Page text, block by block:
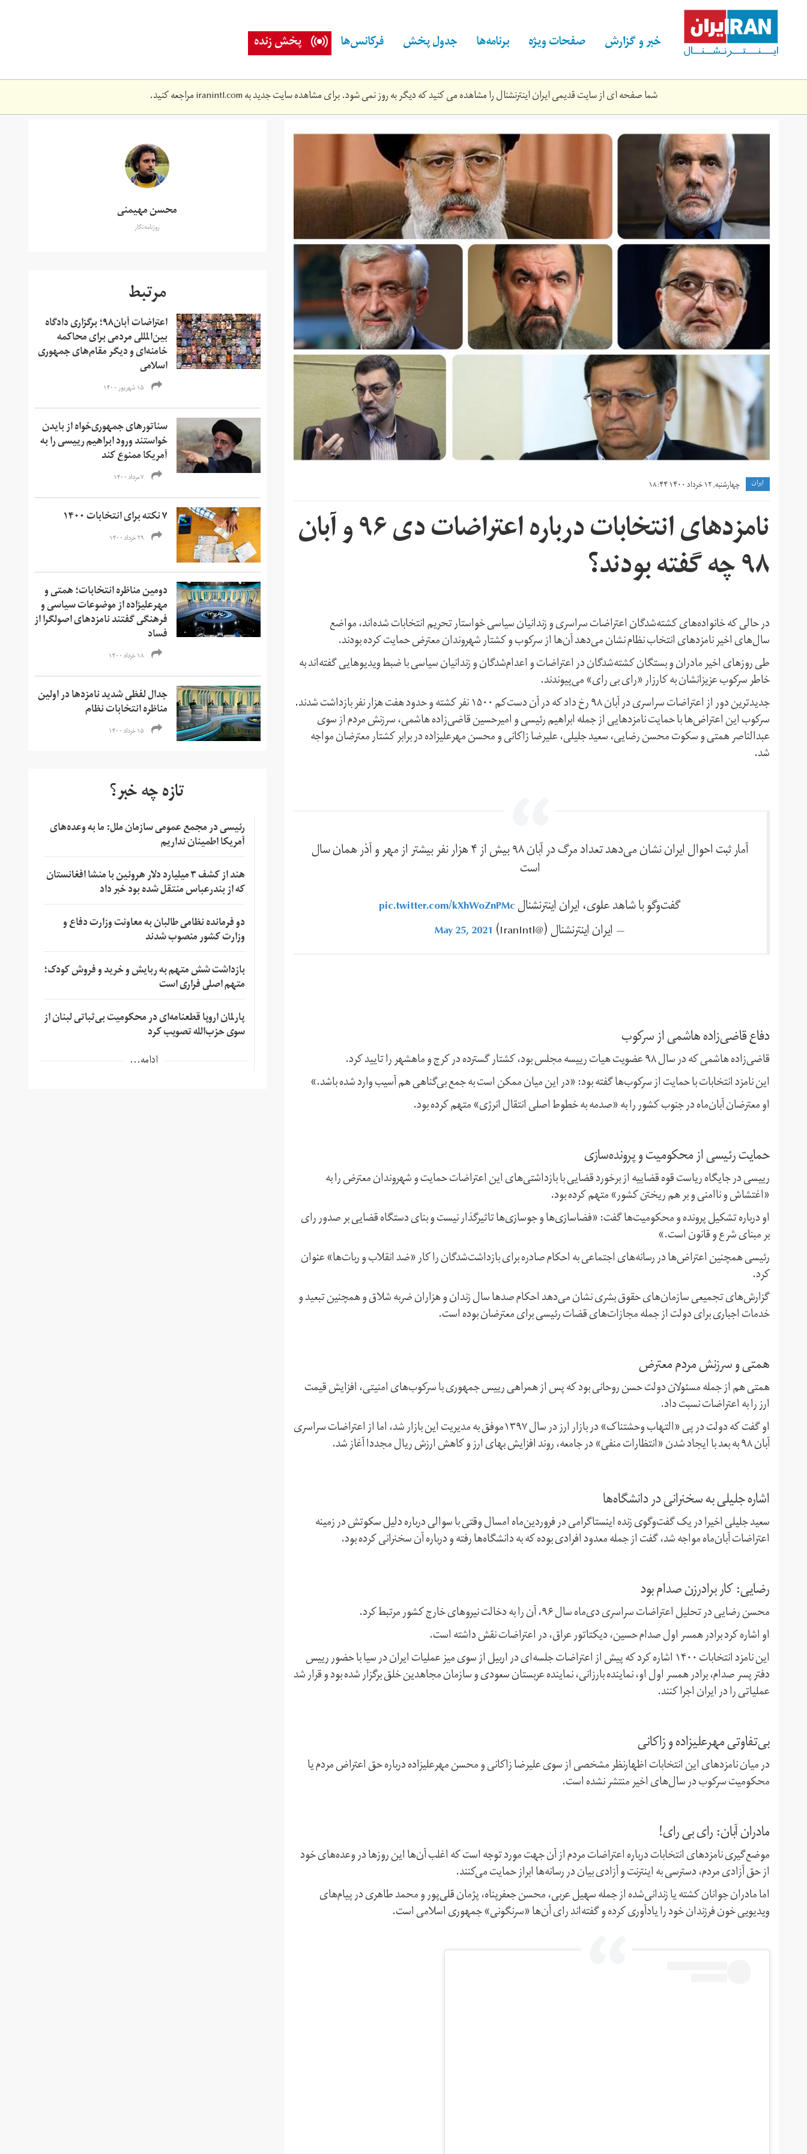
content خبر و گزارش صفحات ویژه برنامه‌ها جدول پخش فرکانس‌ها پخش زنده
شما صفحه ای از سایت قدیمی ایران اینترنشنال را مشاهده می کنید که دیگر به روز نمی شود. برای مشاهده سایت جدید بهiranintl.comمراجعه کنید.
microsoftteams-
image.png
ايران چهارشنبه, ۱۲ خرداد ۱۴۰۰ ۱۸:۴۴
نامزدهای انتخابات درباره اعتراضات دی ۹۶ و آبان
۹۸ چه گفته بودند؟
در حالی که خانواده‌های کشته‌شدگان اعتراضات سراسری و زندانیان سیاسی خواستار تحریم انتخابات شده‌اند،‌ مواضع
سال‌های اخیر نامزدهای انتخاب نظام نشان می‌دهد آن‌ها از سرکوب و کشتار شهروندان معترض حمایت کرده بودند.
طی روزهای اخیر مادران و بستگان کشته‌شدگان در اعتراضات و اعدام‌شدگان و زندانیان سیاسی با ضبط ویدیوهایی گفته‌اند به
خاطر سرکوب عزیزانشان به کارزار «رای بی رای» می‌پیوندند.
جدیدترین دور از اعتراضات سراسری در آبان ۹۸ رخ داد که در آن دست‌کم ۱۵۰۰ نفر کشته و حدود هفت هزار نفر بازداشت شدند.
سرکوب این اعتراض‌ها با حمایت نامزدهایی از جمله ابراهیم رئیسی و‌ امیرحسین قاضی‌زاده هاشمی، سرزنش مردم از سوی
عبدالناصر همتی و سکوت محسن رضایی، سعید جلیلی، علیرضا زاکانی و محسن مهرعلیزاده در برابر کشتار معترضان مواجه
شد.
آمار ثبت احوال ایران نشان می‌دهد تعداد مرگ در آبان ۹۸ بیش از ۴ هزار نفر بیشتر از مهر و آذر همان سال
است
گفت‌وگو با شاهد علوی، ایران اینترنشنالpic.twitter.com/kXhWoZnPMc
— ايران اينترنشنال (@IranIntl)
May 25, 2021
دفاع قاضی‌زاده هاشمی از سرکوب
قاضی‌زاده هاشمی که در سال ۹۸ عضویت هیات رییسه مجلس بود، کشتار گسترده در کرج و ماهشهر را تایید کرد.
این نامزد انتخابات با حمایت از سرکوب‌ها گفته بود: «در این میان ممکن است به جمع بی‌گناهی هم آسیب وارد شده باشد.»
او معترضان آبان‌ماه در جنوب کشور را به «صدمه به خطوط اصلی انتقال انرژی» متهم کرده بود.
حمایت رئیسی از محکومیت و پرونده‌سازی
رییسی در جایگاه ریاست قوه قضاییه از برخورد قضایی با بازداشتی‌های این اعتراضات حمایت و شهروندان معترض را به
«اغتشاش و ناامنی و بر هم ریختن کشور» متهم کرده بود.
او درباره تشکیل پرونده و محکومیت‌ها گفت: «فضاسازی‌ها و جوسازی‌ها تاثیرگذار نیست و بنای دستگاه قضایی بر صدور رای
بر مبنای شرع و قانون است.»
رئیسی همچنین اعتراض‌ها در رسانه‌های اجتماعی به احکام صادره برای بازداشت‌شدگان را کار «ضد انقلاب و ربات‌ها» عنوان
کرد.
گزارش‌های تجمیعی سازمان‌های حقوق بشری نشان می‌دهد احکام صدها سال زندان و هزاران ضربه شلاق و همچنین تبعید و
خدمات اجباری برای دولت از جمله مجازات‌های قضات رئیسی برای معترضان بوده است.
همتی و سرزنش مردم معترض
همتی هم از جمله مسئولان دولت حسن روحانی بود که پس از همراهی رییس‌ جمهوری با سرکوب‌های امنیتی، افزایش قیمت
ارز را به اعتراضات نسبت داد.
او گفت که دولت در پی «التهاب وحشتناک» در بازار ارز در سال ۱۳۹۷موفق به مدیریت این بازار شد،‌ اما از اعتراضات سراسری
آبان ۹۸ به بعد با ایجاد شدن «انتظارات منفی» در جامعه،‌ روند افزایش بهای ارز و کاهش ارزش ریال مجددا آغاز شد.
اشاره جلیلی به سخنرانی در دانشگاه‌ها
سعید جلیلی اخیرا در یک گفت‌وگوی زنده اینستاگرامی در فروردین‌ماه امسال وقتی با سوالی درباره دلیل سکوتش در زمینه
اعتراضات آبان‌ماه مواجه شد،‌ گفت از جمله معدود افرادی بوده که به دانشگاه‌ها رفته و درباره آن سخنرانی کرده بود.
رضایی: کار برادرزن صدام بود
محسن رضایی در تحلیل اعتراضات سراسری دی‌ماه سال ۹۶، آن را به دخالت نیروهای خارج کشور مرتبط کرد.
او اشاره کرد برادر همسر اول صدام حسین، دیکتاتور عراق، در اعتراضات نقش داشته است.
این نامزد انتخابات ۱۴۰۰ اشاره کرد که پیش از اعتراضات جلسه‌ای در اربیل از سوی میز عملیات ایران در سیا با حضور رییس
دفتر پسر صدام، برادر همسر اول او، نماینده بارزانی، نماینده عربستان سعودی و سازمان مجاهدین خلق برگزار شده بود و قرار شد
عملیاتی را در ایران اجرا کنند.
بی‌تفاوتی مهرعلیزاده و زاکانی
در میان نامزدهای این انتخابات اظهارنظر مشخصی از سوی علیرضا زاکانی و محسن مهرعلیزاده درباره حق اعتراض مردم یا
محکومیت سرکوب در سال‌های اخیر منتشر نشده است.
مادران آبان: رای بی رای!
موضع‌گیری نامزدهای انتخابات درباره اعتراضات مردم از آن جهت مورد توجه است که اغلب آن‌ها این روزها در وعده‌های خود
از حق آزادی مردم،‌ دسترسی به اینترنت و آزادی بیان در رسانه‌ها ابراز حمایت می‌کنند.
اما مادران جوانان کشته‌ یا زندانی‌شده از جمله سهیل عربی، محسن جعفرپناه، ‌پژمان قلی‌پور و محمد طاهری در پیام‌های
ویدیویی خون فرزندان خود را یادآوری کرده‌ و گفته‌اند رای آن‌ها «سرنگونی» جمهوری اسلامی است.
محسن مهیمنی
روزنامه‌نگار
مرتبط
اعتراضات آبان‌۹۸؛ برگزاری دادگاه
بین‌المللی مردمی برای محاکمه
خامنه‌ای و دیگر مقام‌های جمهوری
اسلامی
۱۵ شهریور ۱۴۰۰
سناتورهای جمهوری‌خواه از بایدن
خواستند ورود ابراهیم رییسی را به
آمریکا ممنوع کند
۷ مرداد ۱۴۰۰
۷ نکته برای انتخابات ۱۴۰۰
۲۹ خرداد ۱۴۰۰
دومین مناظره انتخابات؛ همتی و
مهرعلیزاده از موضوعات سیاسی و
فرهنگی گفتند نامزدهای اصولگرا از
فساد
۱۸ خرداد ۱۴۰۰
جدال لفظی شدید نامزدها در اولین
مناظره انتخابات نظام
۱۵ خرداد ۱۴۰۰
تازه چه خبر؟
رئیسی در مجمع عمومی سازمان ملل: ما به وعده‌های
آمریکا اطمینان نداریم
هند از کشف ۳ میلیارد دلار هروئین با منشا افغانستان
که از بندرعباس منتقل شده بود خبر داد
دو فرمانده نظامی طالبان به معاونت وزارت دفاع و
وزارت کشور منصوب شدند
بازداشت شش متهم به ربایش و خرید و فروش کودک؛
متهم اصلی فراری است
پارلمان اروپا قطعنامه‌ای در محکومیت بی‌ثباتی لبنان از
سوی حزب‌الله تصویب کرد
ادامه...